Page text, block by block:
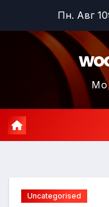
содержимому
Пн. Авг
Uncategorised